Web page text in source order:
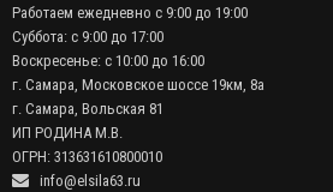
Работаем ежедневно с 9:00 до 19:00
Суббота: с 9:00 до 17:00
Воскресенье: с 10:00 до 16:00
г. Самара, Московское шоссе 19км, 8а
г. Самара, Вольская 81
ИП РОДИНА М.В.
ОГРН: 313631610800010
info@elsila63.ru